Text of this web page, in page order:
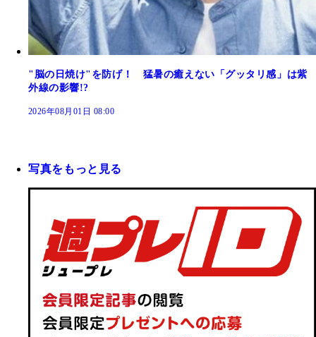
"脳の日焼け"を防げ！ 猛暑の癒えない「グッタリ感」は紫
外線の影響!?
2026年08月01日 08:00
写真をもっと見る